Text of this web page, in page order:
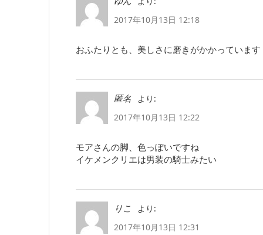
2017年10月13日 12:18
おふたりとも、美しさに磨きがかかっています
匿名
より:
2017年10月13日 12:22
モアさんの脚、色っぽいですね
イケメンクリエは男装の騎士みたい
りこ
より:
2017年10月13日 12:31